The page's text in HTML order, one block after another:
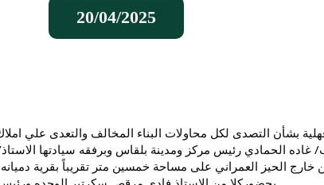
20/04/2025
بشأن التصدى لكل محاولات البناء المخالف والتعدى علي
الحمادي رئيس مركز ومدينة بلقاس وبرفقه سيادتها
خارج الحيز العمراني على مساحة خمسين متر تقريباً بقرية